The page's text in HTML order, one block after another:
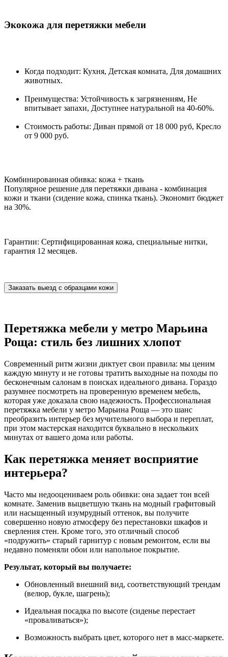
Экокожа для перетяжки мебели
Когда подходит: Кухня, Детская комната, Для домашних
животных.
Преимущества: Устойчивость к загрязнениям, Не
впитывает запахи, Доступнее натуральной на 40-60%.
Стоимость работы: Диван прямой от 18 000 руб, Кресло
от 9 000 руб.
Комбинированная обивка: кожа + ткань
Популярное решение для перетяжки дивана - комбинация
кожи и ткани (сидение кожа, спинка ткань). Экономит бюджет
на 30%.
Гарантии: Сертифицированная кожа, специальные нитки,
гарантия 12 месяцев.
Заказать выезд с образцами кожи
Перетяжка мебели у метро Марьина
Роща: стиль без лишних хлопот
Современный ритм жизни диктует свои правила: мы ценим
каждую минуту и не готовы тратить выходные на походы по
бесконечным салонам в поисках идеального дивана. Гораздо
разумнее посмотреть на проверенную временем мебель,
которая уже доказала свою надежность. Профессиональная
перетяжка мебели у метро Марьина Роща — это шанс
преобразить интерьер без мучительного выбора и переплат,
при этом мастерская находится буквально в нескольких
минутах от вашего дома или работы.
Как перетяжка меняет восприятие
интерьера?
Часто мы недооцениваем роль обивки: она задает тон всей
комнате. Заменив выцветшую ткань на модный графитовый
или насыщенный изумрудный оттенок, вы получите
совершенно новую атмосферу без перестановки шкафов и
сверления стен. Кроме того, это отличный способ
«подружить» старый гарнитур с новым ремонтом, если вы
недавно поменяли обои или напольное покрытие.
Результат, который вы получаете:
Обновленный внешний вид, соответствующий трендам
(велюр, букле, шагрень);
Идеальная посадка по высоте (сиденье перестает
«проваливаться»);
Возможность выбрать цвет, которого нет в масс-маркете.